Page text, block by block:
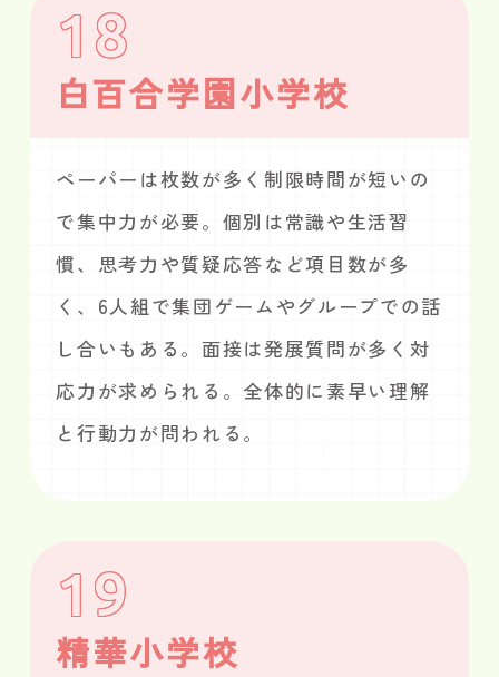
18
白百合学園小学校
ペーパーは枚数が多く制限時間が短いの
で集中力が必要。個別は常識や生活習
慣、思考力や質疑応答など項目数が多
く、6人組で集団ゲームやグループでの話
し合いもある。面接は発展質問が多く対
応力が求められる。全体的に素早い理解
と行動力が問われる。
19
精華小学校